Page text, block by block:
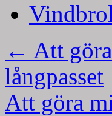
← Att
långpasset
Att göra